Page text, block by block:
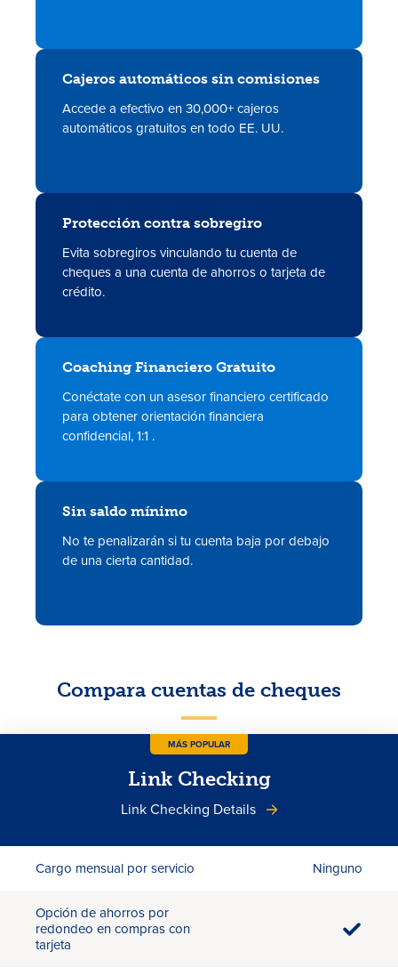
Cajeros automáticos sin comisiones
Accede a efectivo en 30,000+cajeros
automáticos gratuitosen todo EE. UU.
Protección contra sobregiro
Evita sobregirosvinculando tu cuenta de
cheques a una cuenta de ahorros o tarjeta de
crédito.
Coaching Financiero Gratuito
Conéctate con un asesor financiero certificado
para obtener orientación financiera
confidencial, 1:1 .
Sin saldo mínimo
No te penalizarán si tu cuenta baja por debajo
de una cierta cantidad.
Compara cuentas de cheques
MÁS POPULAR
Link Checking
Link Checking Details
Cargo mensual por servicio Ninguno
Opción de ahorros por
redondeo en compras con
tarjeta